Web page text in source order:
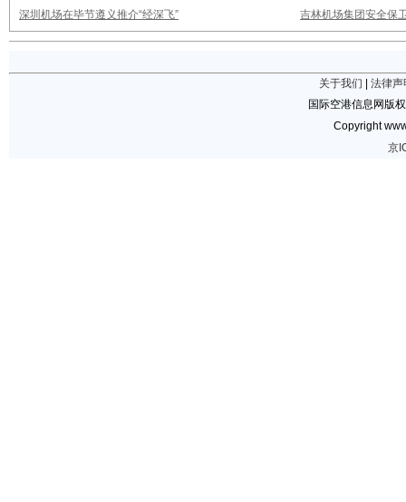
深圳机场在毕节遵义推介“经深飞” 吉林机场集团安全保
关于我们
法律声
国际空港信息网版
Copyright
京